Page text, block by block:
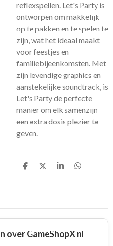
reflexspellen. Let's Party is
ontworpen om makkelijk
op te pakken en te spelen te
zijn, wat het ideaal maakt
voor feestjes en
familiebijeenkomsten. Met
zijn levendige graphics en
aanstekelijke soundtrack, is
Let's Party de perfecte
manier om elk samenzijn
een extra dosis plezier te
geven.
D
D
S
D
over GameShopX nl